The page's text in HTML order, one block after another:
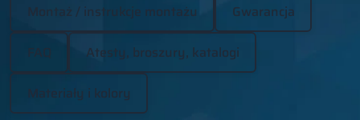
Montaż / instrukcje montażu Gwarancja
FAQ Atesty, broszury, katalogi
Materiały i kolory